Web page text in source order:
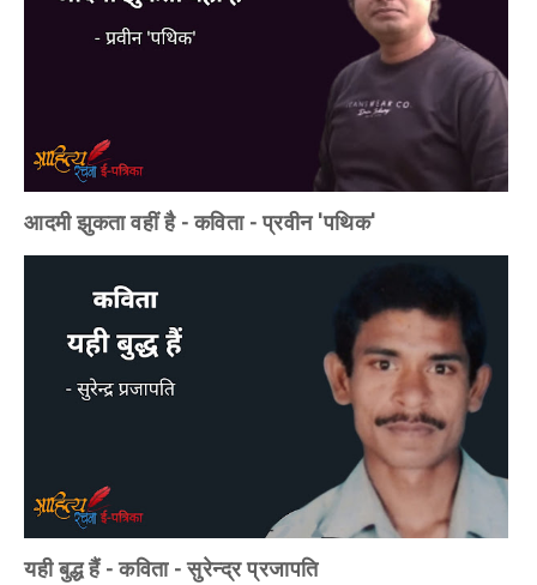
आदमी झुकता वहीं है - कविता - प्रवीन 'पथिक'
यही बुद्ध हैं - कविता - सुरेन्द्र प्रजापति